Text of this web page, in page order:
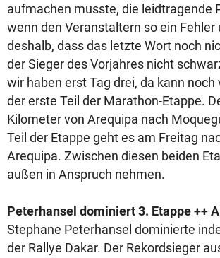
aufmachen musste, die leidtragende
wenn den Veranstaltern so ein
deshalb, dass das letzte Wort noch
der Sieger des Vorjahres nicht
wir haben erst Tag drei, da kann
der erste Teil der Marathon-Etappe.
Kilometer von Arequipa nach
Teil der Etappe geht es am Freitag
Arequipa. Zwischen diesen beiden
außen in Anspruch nehmen.
Peterhansel dominiert 3. Etappe ++
Stephane Peterhansel dominierte
der Rallye Dakar. Der Rekordsieger